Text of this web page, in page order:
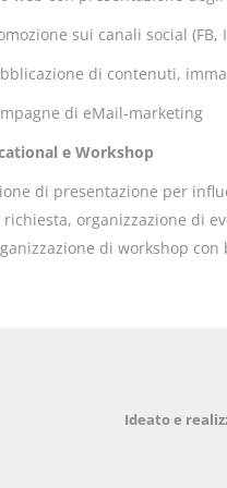
sui canali social (FB,
di contenuti,
di eMail-marketing
e Workshop
di presentazione per
richiesta, organizzazione di
di workshop
Ideato e